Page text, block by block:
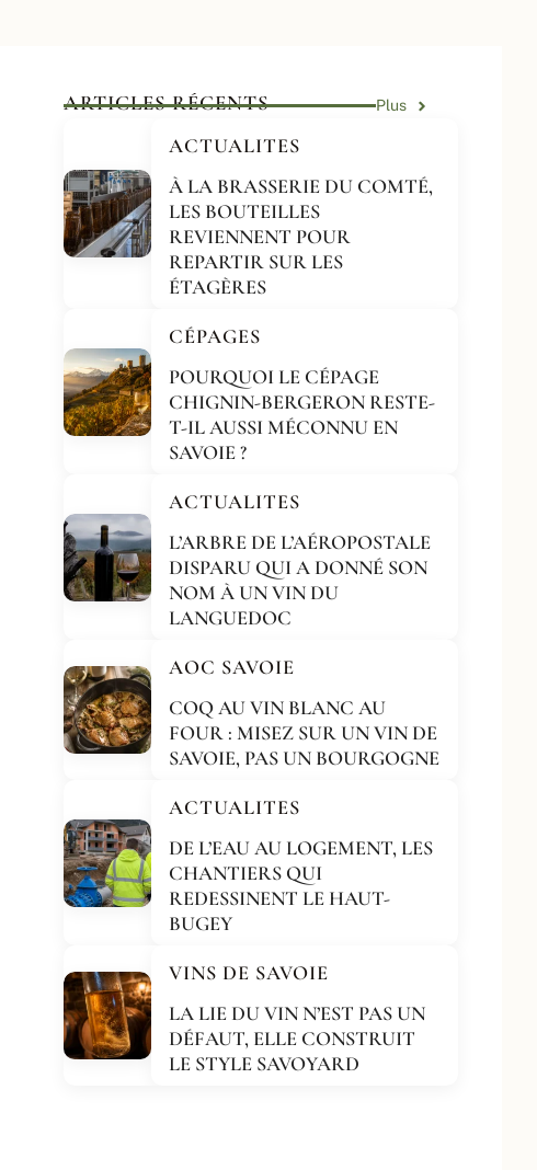
ARTICLES RÉCENTS Plus
ACTUALITES
À LA BRASSERIE DU COMTÉ,
LES BOUTEILLES
REVIENNENT POUR
REPARTIR SUR LES
ÉTAGÈRES
CÉPAGES
POURQUOI LE CÉPAGE
CHIGNIN-BERGERON RESTE-
T-IL AUSSI MÉCONNU EN
SAVOIE ?
ACTUALITES
L’ARBRE DE L’AÉROPOSTALE
DISPARU QUI A DONNÉ SON
NOM À UN VIN DU
LANGUEDOC
AOC SAVOIE
COQ AU VIN BLANC AU
FOUR : MISEZ SUR UN VIN DE
SAVOIE, PAS UN BOURGOGNE
ACTUALITES
DE L’EAU AU LOGEMENT, LES
CHANTIERS QUI
REDESSINENT LE HAUT-
BUGEY
VINS DE SAVOIE
LA LIE DU VIN N’EST PAS UN
DÉFAUT, ELLE CONSTRUIT
LE STYLE SAVOYARD